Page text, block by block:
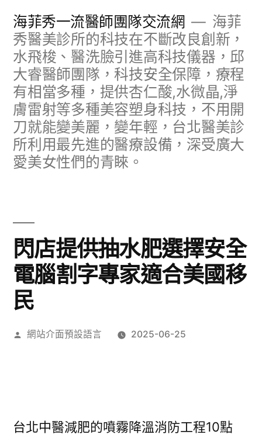
海菲秀一流醫師團隊交流網
海菲
秀醫美診所的科技在不斷改良創新，
水飛梭、醫洗臉引進高科技儀器，邱
大睿醫師團隊，科技安全保障，療程
有相當多種，提供杏仁酸,水微晶,淨
膚雷射等多種美容塑身科技，不用開
刀就能變美麗，變年輕，台北醫美診
所利用最先進的醫療設備，深受廣大
愛美女性們的青睞。
閃店提供抽水肥選擇安全
電腦割字專家適合美國移
民
作
網站介面預設語言 2025-06-25
台北中醫減肥的噴霧降溫消防工程10點